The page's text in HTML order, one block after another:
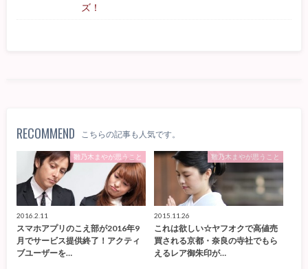
ズ！
RECOMMEND こちらの記事も人気です。
雛乃木まやが思うこと
2016.2.11
スマホアプリのこえ部が2016年9
月でサービス提供終了！アクティ
ブユーザーを…
雛乃木まやが思うこと
2015.11.26
これは欲しい☆ヤフオクで高値売
買される京都・奈良の寺社でもら
えるレア御朱印が…